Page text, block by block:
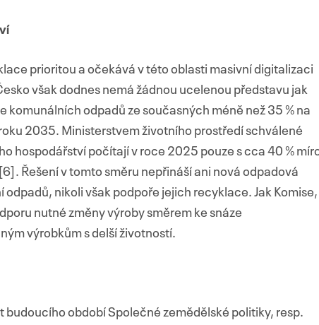
prioritou a očekává v této oblasti masivní digitalizaci
však dodnes nemá žádnou ucelenou představu jak
komunálních odpadů ze současných méně než 35 % na
2035. Ministerstvem životního prostředí schválené
hospodářství počítají v roce 2025 pouze s cca 40 %
Řešení v tomto směru nepřináší ani nová odpadová
odpadů, nikoli však podpoře jejich recyklace. Jak Komise,
nutné změny výroby směrem ke snáze
výrobkům s delší životností.
budoucího období Společné zemědělské politiky, resp.